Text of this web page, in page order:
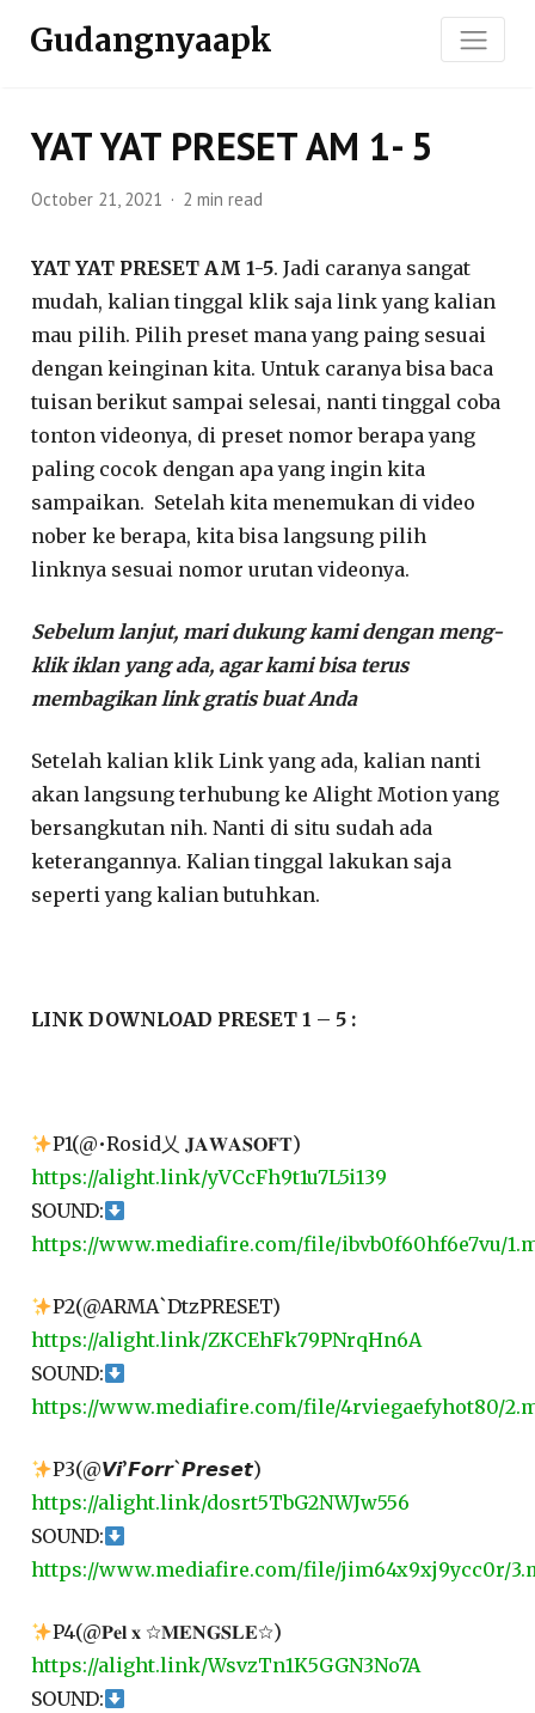
Gudangnyaapk
YAT YAT PRESET AM 1- 5
October 21, 2021 2 min read
YAT YAT PRESET AM 1-5. Jadi caranya sangat
mudah, kalian tinggal klik saja link yang kalian
mau pilih. Pilih preset mana yang paing sesuai
dengan keinginan kita. Untuk caranya bisa baca
tuisan berikut sampai selesai, nanti tinggal coba
tonton videonya, di preset nomor berapa yang
paling cocok dengan apa yang ingin kita
sampaikan. Setelah kita menemukan di video
nober ke berapa, kita bisa langsung pilih
linknya sesuai nomor urutan videonya.
Sebelum lanjut, mari dukung kami dengan meng-
klik iklan yang ada, agar kami bisa terus
membagikan link gratis buat Anda
Setelah kalian klik Link yang ada, kalian nanti
akan langsung terhubung ke Alight Motion yang
bersangkutan nih. Nanti di situ sudah ada
keterangannya. Kalian tinggal lakukan saja
seperti yang kalian butuhkan.
LINK DOWNLOAD PRESET 1 – 5 :
P1(@•Rosid乂 𝐉𝐀𝐖𝐀𝐒𝐎𝐅𝐓)
https://alight.link/yVCcFh9t1u7L5i139
SOUND:
https://www.mediafire.com/file/ibvb0f60hf6e7vu/
P2(@ARMA`DtzPRESET)
https://alight.link/ZKCEhFk79PNrqHn6A
SOUND:
https://www.mediafire.com/file/4rviegaefyhot80/
P3(@𝙑𝙞’𝙁𝙤𝙧𝙧`𝙋𝙧𝙚𝙨𝙚𝙩)
https://alight.link/dosrt5TbG2NWJw556
SOUND:
https://www.mediafire.com/file/jim64x9xj9ycc0r/
P4(@𝐏𝐞𝐥 𝐱 ☆𝐌𝐄𝐍𝐆𝐒𝐋𝐄☆)
https://alight.link/WsvzTn1K5GGN3No7A
SOUND: